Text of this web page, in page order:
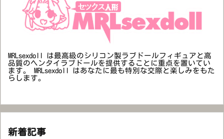
MRLsexdoll は最高級のシリコン製ラブドールフィギュアと高
品質のヘンタイラブドールを提供することに重点を置いてい
ます。 MRLsexdoll はあなたに最も特別な交際と楽しみをもた
らします。
新着記事